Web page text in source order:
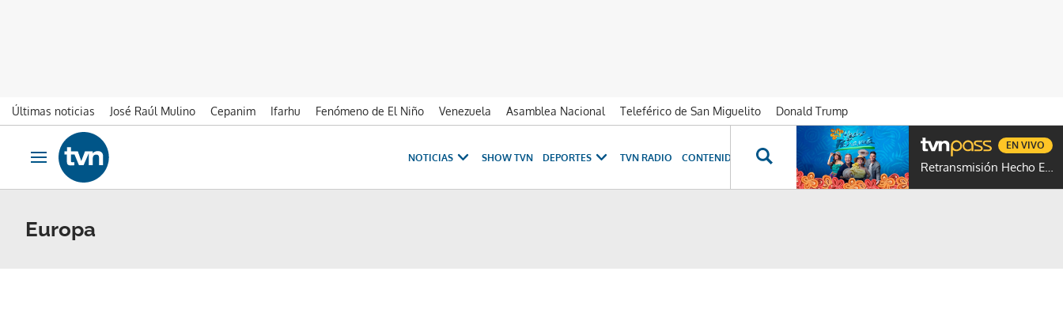
Últimas noticias José Raúl Mulino Cepanim Ifarhu Fenómeno de El Niño Venezuela Asamblea Nacional Teleférico de San Miguelito
Donald Trump
Ir al contenido
Obrir navegació
NOTICIAS SHOW TVN DEPORTES TVN RADIO CONTENIDOS ESPECIALES NOVELAS PROGRAMAS GENTE TVN
Retransmisión Hecho En Panamá
EN VIVO
Europa